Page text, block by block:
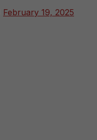
February 19, 2025